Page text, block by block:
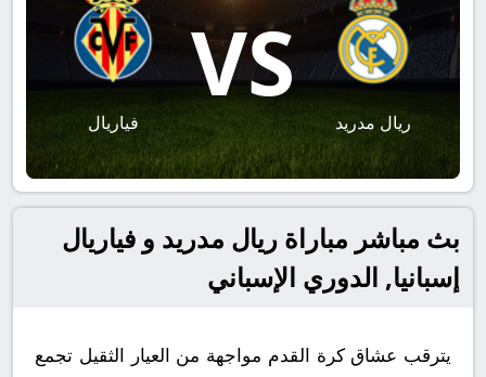
ريال مدريد
VS
فياريال
بث مباشر مباراة ريال مدريد و فياريال
إسبانيا, الدوري الإسباني
يترقب عشاق كرة القدم مواجهة من العيار الثقيل تجمع